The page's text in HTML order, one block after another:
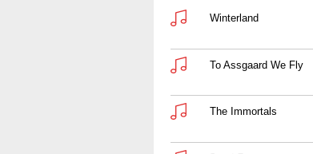
Winterland
To Assgaard We Fly
The Immortals